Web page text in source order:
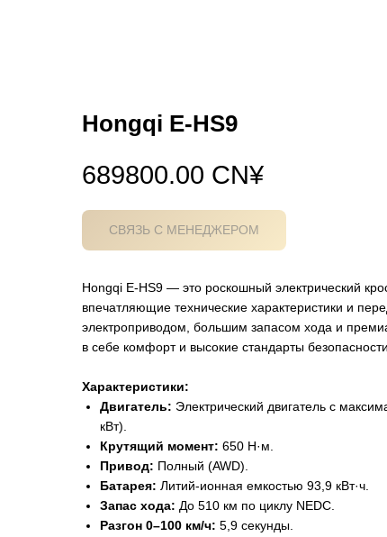
Hongqi E-HS9
689800.00 CN¥
СВЯЗЬ С МЕНЕДЖЕРОМ
Hongqi E-HS9 — это роскошный электрический
впечатляющие технические характеристики и
электроприводом, большим запасом хода и
в себе комфорт и высокие стандарты
Характеристики:
Двигатель: Электрический двигатель с
кВт).
Крутящий момент: 650 Н·м.
Привод: Полный (AWD).
Батарея: Литий-ионная емкостью 93,9 кВт·ч.
Запас хода: До 510 км по циклу NEDC.
Разгон 0–100 км/ч: 5,9 секунды.